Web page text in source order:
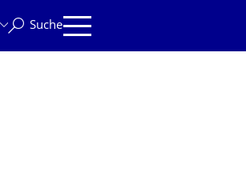
Suche